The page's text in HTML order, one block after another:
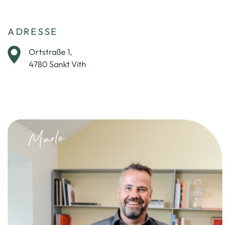
ADRESSE
Ortstraße 1,
4780 Sankt Vith